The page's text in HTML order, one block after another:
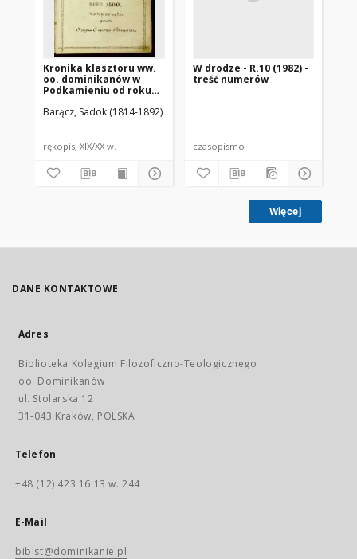
Kronika klasztoru ww.
oo. dominikanów w
Podkamieniu od roku
księdza Sadoka
Barącz, Sadok (1814-1892)
rękopis, XIX/XX w.
W drodze - R.10 (1982) -
treść numerów
czasopismo
Więcej
DANE KONTAKTOWE
Adres
Biblioteka Kolegium Filozoficzno-Teologicznego
oo. Dominikanów
ul. Stolarska 12
31-043 Kraków, POLSKA
Telefon
+48 (12) 423 16 13 w. 244
E-Mail
biblst@dominikanie.pl